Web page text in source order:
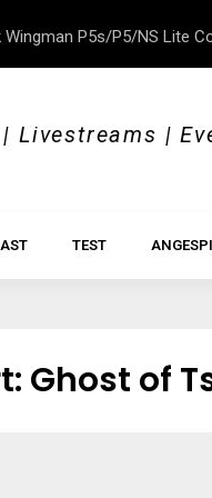
Wingman P5s/P5/NS Lite
2026 – Empowered,
Livestreams |
TEST
Ghost of